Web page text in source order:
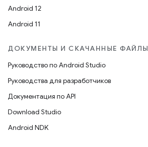
Android 12
Android 11
ДОКУМЕНТЫ И СКАЧАННЫЕ ФАЙЛЫ
Руководство по Android Studio
Руководства для разработчиков
Документация по API
Download Studio
Android NDK